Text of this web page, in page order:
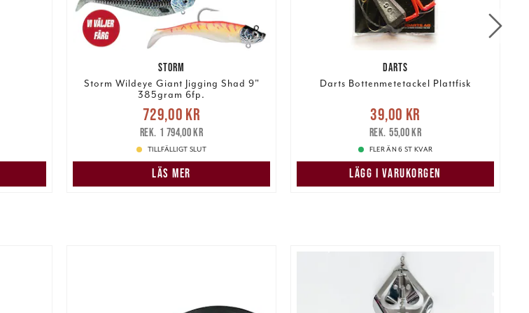
STORM
Storm Wildeye Giant Jigging Shad 9"
385gram 6fp.
Nuvarande pris
729,00 krTidigare pris
1 794,00 kr
729,00 kr
1 794,00 kr
TILLFÄLLIGT SLUT
LÄS MER
DARTS
Darts Bottenmetetackel Plattfisk
Nuvarande pris:39,00 kr
pris:55,00 kr
39,00 kr
55,00 kr
FLER ÄN 6 ST KVAR
LÄGG I VARUKORGEN